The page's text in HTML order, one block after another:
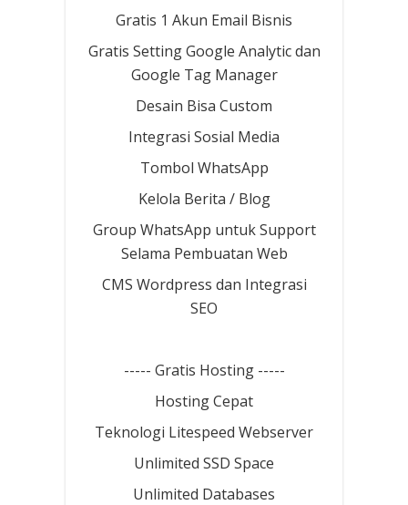
Gratis 1 Akun Email Bisnis
Gratis Setting Google Analytic dan
Google Tag Manager
Desain Bisa Custom
Integrasi Sosial Media
Tombol WhatsApp
Kelola Berita / Blog
Group WhatsApp untuk Support
Selama Pembuatan Web
CMS Wordpress dan Integrasi
SEO
----- Gratis Hosting -----
Hosting Cepat
Teknologi Litespeed Webserver
Unlimited SSD Space
Unlimited Databases